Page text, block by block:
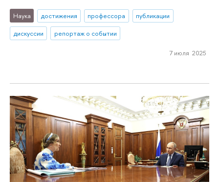
Наука достижения профессора
публикации
дискуссии
репортаж о событии
7 июля 2025